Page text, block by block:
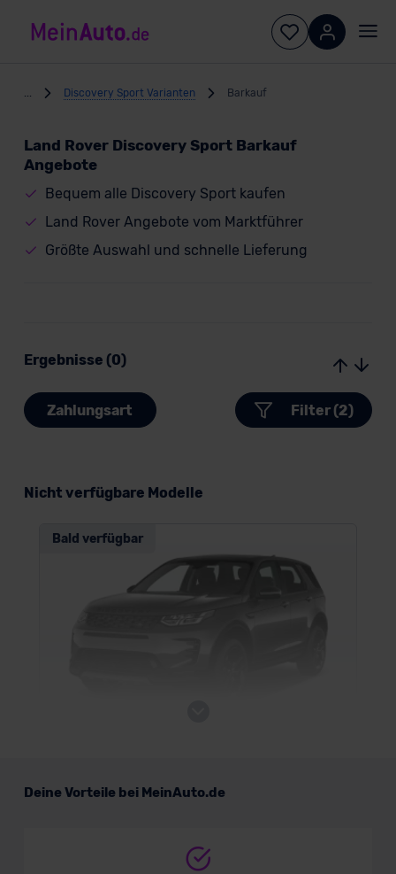
Discovery Sport Varianten Barkauf
Land Rover Discovery Sport Barkauf
Angebote
Bequem alle Discovery Sport kaufen
Land Rover Angebote vom Marktführer
Größte Auswahl und schnelle Lieferung
Ergebnisse (0)
Zahlungsart Filter (2)
Nicht verfügbare Modelle
Bald verfügbar
Deine Vorteile bei MeinAuto.de